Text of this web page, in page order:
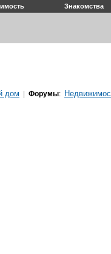
Знакомства
дом Форумы: